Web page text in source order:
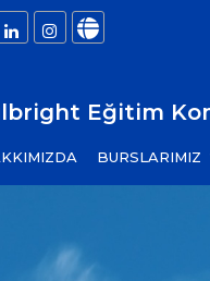
Eğitim
BURSLARIMIZ